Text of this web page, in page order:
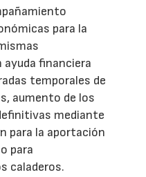
para la
ayuda financiera
temporales de
aumento de los
mediante
para la aportación
para
caladeros.